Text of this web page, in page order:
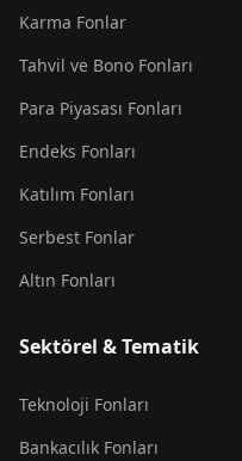
Karma Fonlar
Tahvil ve Bono Fonları
Para Piyasası Fonları
Endeks Fonları
Katılım Fonları
Serbest Fonlar
Altın Fonları
Sektörel & Tematik
Teknoloji Fonları
Bankacılık Fonları